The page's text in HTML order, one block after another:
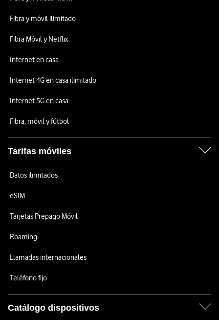
Fibra y móvil ilimitado
Fibra Móvil y Netflix
Internet en casa
Internet 4G en casa ilimitado
Internet 5G en casa
Fibra, móvil y fútbol
Tarifas móviles
Datos ilimitados
eSIM
Tarjetas Prepago Móvil
Roaming
Llamadas internacionales
Teléfono fijo
Catálogo dispositivos